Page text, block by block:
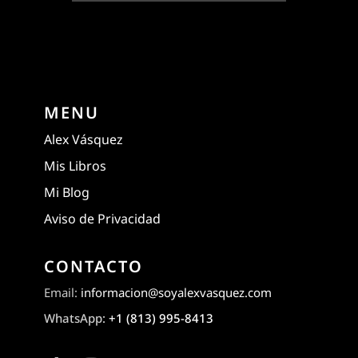
MENU
Alex Vásquez
Mis Libros
Mi Blog
Aviso de Privacidad
CONTACTO
Email: informacion@soyalexvasquez.com
WhatsApp:+1 (813) 995-8413